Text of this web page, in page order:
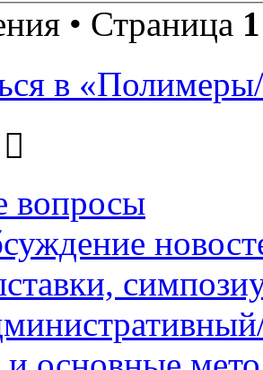
• Страница 1
в
вопросы